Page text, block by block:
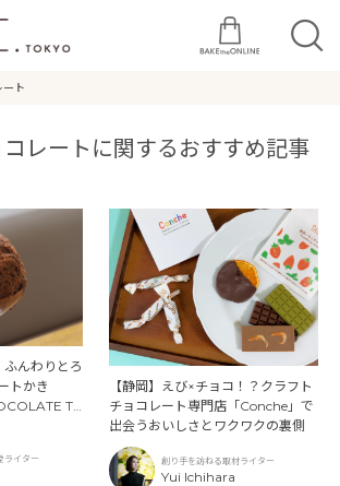
ート
レートに関するおすすめ記事
ふんわりとろ
トかき
T
ライター
【静岡】えび×チョコ！？️クラフト
チョコレート専門店「Conche」で
出会うおいしさとワクワクの裏側
創り手を訪ねる取材ライター
Yui Ichihara